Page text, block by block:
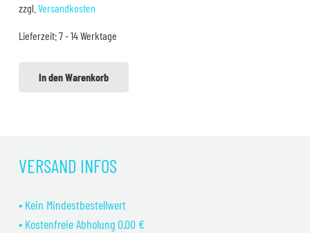
zzgl. Versandkosten
Lieferzeit:7 - 14 Werktage
In den Warenkorb
VERSAND INFOS
• Kein Mindestbestellwert
• Kostenfreie Abholung 0,00 €